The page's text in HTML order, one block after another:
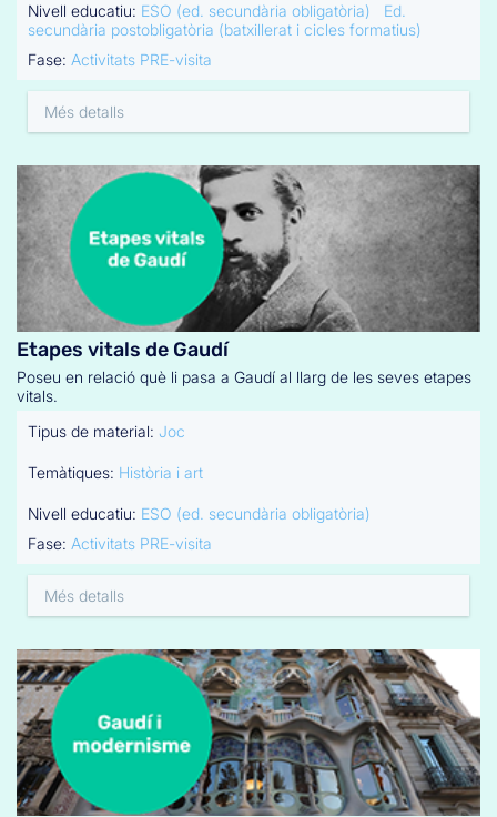
Nivell educatiu: ESO (ed. secundària obligatòria)
Ed.
secundària postobligatòria (batxillerat i cicles formatius)
Fase: Activitats PRE-visita
Més detalls
Etapes vitals de Gaudí
Poseu en relació què li pasa a Gaudí al llarg de les seves etapes
vitals.
Tipus de material: Joc
Temàtiques: Història i art
Nivell educatiu: ESO (ed. secundària obligatòria)
Fase: Activitats PRE-visita
Més detalls